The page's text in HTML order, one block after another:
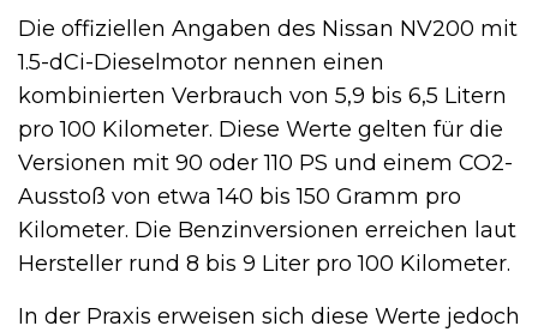
Die offiziellen Angaben des Nissan NV200 mit
1.5-dCi-Dieselmotor nennen einen
kombinierten Verbrauch von 5,9 bis 6,5 Litern
pro 100 Kilometer. Diese Werte gelten für die
Versionen mit 90 oder 110 PS und einem CO2-
Ausstoß von etwa 140 bis 150 Gramm pro
Kilometer. Die Benzinversionen erreichen laut
Hersteller rund 8 bis 9 Liter pro 100 Kilometer.
In der Praxis erweisen sich diese Werte jedoch